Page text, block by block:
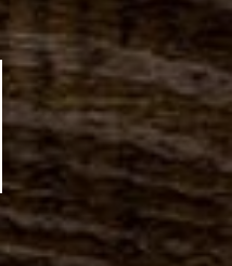
The Unleashed-
Ausgabe No. 25!